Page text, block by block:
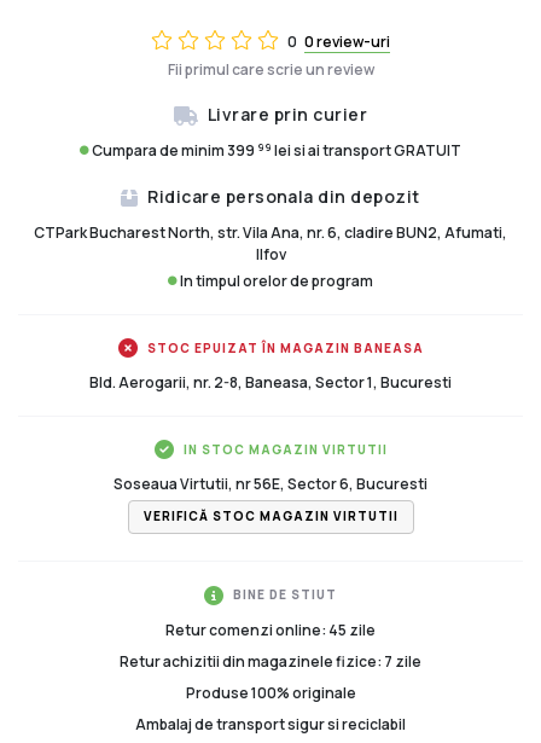
0 0 review-uri
Fii primul care scrie un review
Livrare prin curier
Cumpara de minim 399 99 lei si ai transport GRATUIT
Ridicare personala din depozit
CTPark Bucharest North, str. Vila Ana, nr. 6, cladire BUN2, Afumati,
Ilfov
In timpul orelor de program
STOC EPUIZAT ÎN MAGAZIN BANEASA
Bld. Aerogarii, nr. 2-8, Baneasa, Sector 1, Bucuresti
IN STOC MAGAZIN VIRTUTII
Soseaua Virtutii, nr 56E, Sector 6, Bucuresti
VERIFICĂ STOC MAGAZIN VIRTUTII
BINE DE STIUT
Retur comenzi online: 45 zile
Retur achizitii din magazinele fizice: 7 zile
Produse 100% originale
Ambalaj de transport sigur si reciclabil